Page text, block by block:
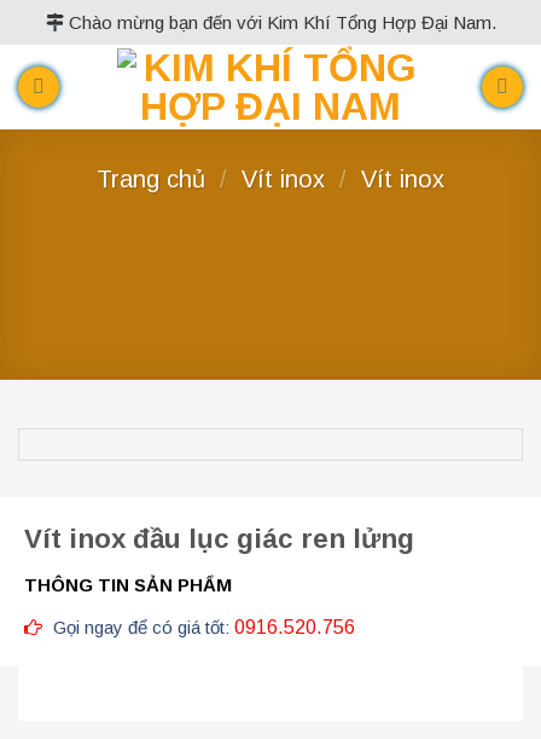
to
content
Chào mừng bạn đến với Kim Khí Tổng Hợp Đại Nam.
Trang chủ / Vít inox / Vít inox
Vít inox đầu lục giác ren lửng
THÔNG TIN SẢN PHẨM
Gọi ngay để có giá tốt: 0916.520.756